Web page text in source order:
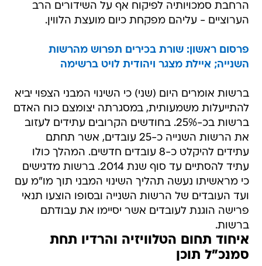
הרחבת סמכויותיה לפיקוח אף על השידורים הרב
הערוציים - עליהם מפקחת כיום מועצת הלווין.
פרסום ראשון: שורת בכירים תפרוש מהרשות
השנייה; איילת מצגר ויהודית לויט ברשימה
ברשות אומרים היום (שני) כי השינוי המבני הצפוי יביא
להתייעלות משמעותית, במסגרתה יצומצם כוח האדם
ברשות בכ-25%. בחודשים הקרובים עתידים לעזוב
את הרשות השנייה כ-25 עובדים, אשר תחתם
עתידים להיקלט כ-8 עובדים חדשים. המהלך כולו
עתיד להסתיים עד סוף שנת 2014. ברשות מדגישים
כי מראשיתו נעשה תהליך השינוי המבני תוך מו"מ עם
ועד העובדים של הרשות השנייה ובסופו הוצעו תנאי
פרישה הוגנת לעובדים אשר יסיימו את עבודתם
ברשות.
איחוד תחום הטלוויזיה והרדיו תחת
סמנכ"ל תוכן